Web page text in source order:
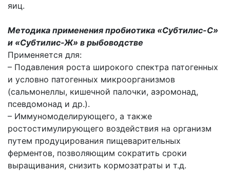
яиц.
Методика применения пробиотика «Субтилис-С»
и «Субтилис-Ж» в рыбоводстве
Применяется для:
– Подавления роста широкого спектра патогенных
и условно патогенных микроорганизмов
(сальмонеллы, кишечной палочки, аэромонад,
псевдомонад и др.).
– Иммуномоделирующего, а также
ростостимулирующего воздействия на организм
путем продуцирования пищеварительных
ферментов, позволяющим сократить сроки
выращивания, снизить кормозатраты и т.д.